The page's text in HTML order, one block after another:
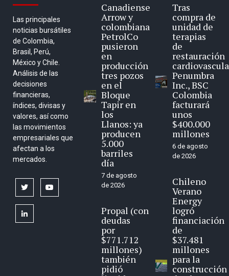
Las principales
noticias bursátiles
de Colombia,
Brasil, Perú,
México y Chile.
Análisis de las
decisiones
financieras,
índices, divisas y
valores, así como
las movimientos
empresariales que
afectan a los
mercados.
twitter
linkedin
Canadiense
Arrow y
colombiana
PetrolCo
pusieron
en
producción
tres pozos
en el
Bloque
Tapir en
los
Llanos: ya
producen
5.000
barriles
día
7 de agosto
de 2026
Propal (con
deudas
por
$771.712
millones)
también
pidió
Tras
compra de
unidad de
terapias
de
restauración
Penumbra
Inc., BSC
Colombia
facturará
unos
$400.000
millones
6 de agosto
de 2026
Chileno
Verano
Energy
logró
financiación
de
$37.481
millones
para la
construcción